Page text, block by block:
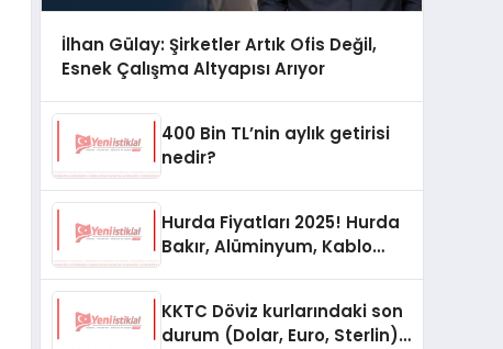
İlhan Gülay: Şirketler Artık Ofis Değil,
Esnek Çalışma Altyapısı Arıyor
400 Bin TL’nin aylık getirisi
nedir?
Hurda Fiyatları 2025! Hurda
Bakır, Alüminyum, Kablo
KKTC Döviz kurlarındaki son
durum (Dolar, Euro, Sterlin)